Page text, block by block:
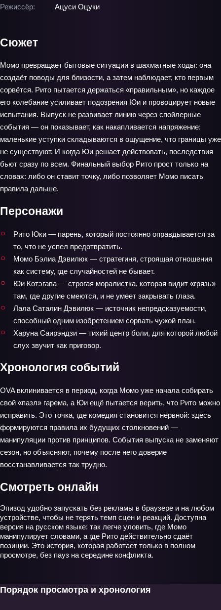
Режиссёр: Ацуси Оцуки
Сюжет
Момо превращает бытовые ситуации в шахматные ходы: она
создаёт поводы для близости, а затем наблюдает, кто первым
сорвётся. Рито пытается держаться «правильным», но каждое
его колебание усиливает подозрения Юи и провоцирует новые
испытания. Выпуск не развивает линию через спойлерные
события — он показывает, как накапливается напряжение:
маленькие уступки складываются в ощущение, что границы уже
не существуют. И когда Юи решает действовать, последствия
бьют сразу по всем. Финальный выбор Рито прост только на
словах: либо он ставит точку, либо позволяет Момо писать
правила дальше.
Персонажи
Рито Юки — парень, который постоянно оправдывается за
то, что не успел предотвратить.
Момо Бэлиа Дэвилюк — стратегиня, строящая отношения
как систему, где случайностей не бывает.
Юи Котэгава — строгая моралистка, которая видит «грязь»
там, где другие смеются, и не умеет закрывать глаза.
Лала Саталин Дэвилюк — источник непредсказуемости,
способный одним изобретением сорвать чужой план.
Харуна Саирэндзи — тихий центр боли, для которой любой
слух звучит как приговор.
Хронология событий
OVA вклинивается в период, когда Момо уже начала собирать
свой «пазл» гарема, а Юи ещё пытается верить, что Рито можно
исправить. Это точка, где комедия становится нервной: здесь
формируются правила их будущих столкновений —
манипуляции против принципов. События выпуска не заменяют
сезон, но объясняют, почему после него доверие
восстанавливается так трудно.
Смотреть онлайн
Эпизод удобно запускать без рекламы в браузере и на любом
устройстве, чтобы не терять темп сцен и реакций. Доступна
версия на русском языке: так легче уловить, где Момо
манипулирует словами, а где Рито действительно сдаёт
позиции. Это история, которая работает только в полном
просмотре, без пауз на середине конфликта.
Порядок просмотра и хронология